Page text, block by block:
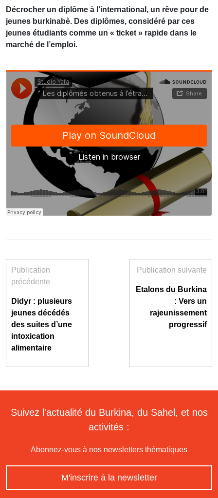
Décrocher un diplôme à l’international, un rêve pour de
jeunes burkinabè. Des diplômes, considéré par ces
jeunes étudiants comme un « ticket » rapide dans le
marché de l’emploi.
Publication
précédente
Didyr : plusieurs
jeunes décédés
des suites d’une
intoxication
alimentaire
Publication suivante
Etalons du Burkina
: Vers un
rajeunissement
progressif
Suivez l'actualité du Burkina, du Sahel, et nos
activités :
Abonnez-vous à nos newsletters thématiques
M'inscrire à la newsletter